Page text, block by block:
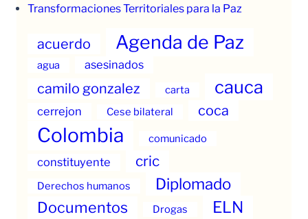
Transformaciones Territoriales para la Paz
acuerdo Agenda de Paz
agua asesinados
camilo gonzalez carta cauca
cerrejon Cese bilateral coca
Colombia comunicado
constituyente cric
Derechos humanos Diplomado
Documentos Drogas ELN